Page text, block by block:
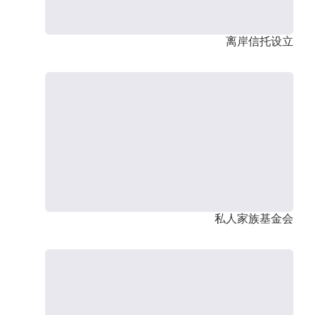
离岸信托设立
私人家族基金会